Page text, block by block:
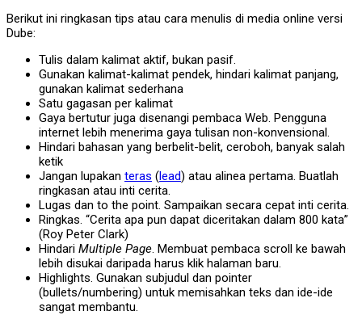
Berikut ini ringkasan tips atau cara menulis di media online versi
Dube:
Tulis dalam kalimat aktif, bukan pasif.
Gunakan kalimat-kalimat pendek, hindari kalimat panjang,
gunakan kalimat sederhana
Satu gagasan per kalimat
Gaya bertutur juga disenangi pembaca Web. Pengguna
internet lebih menerima gaya tulisan non-konvensional.
Hindari bahasan yang berbelit-belit, ceroboh, banyak salah
ketik
Jangan lupakan teras (lead) atau alinea pertama. Buatlah
ringkasan atau inti cerita.
Lugas dan to the point. Sampaikan secara cepat inti cerita.
Ringkas. “Cerita apa pun dapat diceritakan dalam 800 kata”
(Roy Peter Clark)
Hindari Multiple Page. Membuat pembaca scroll ke bawah
lebih disukai daripada harus klik halaman baru.
Highlights. Gunakan subjudul dan pointer
(bullets/numbering) untuk memisahkan teks dan ide-ide
sangat membantu.